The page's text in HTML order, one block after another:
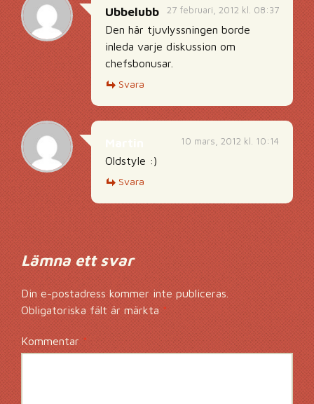
27 februari, 2012 kl. 08:37
Ubbelubb
Den här tjuvlyssningen borde
inleda varje diskussion om
chefsbonusar.
Svara
10 mars, 2012 kl. 10:14
Oldstyle :)
Svara
Lämna ett svar
Din e-postadress kommer inte publiceras.
Obligatoriska fält är märkta*
Kommentar*